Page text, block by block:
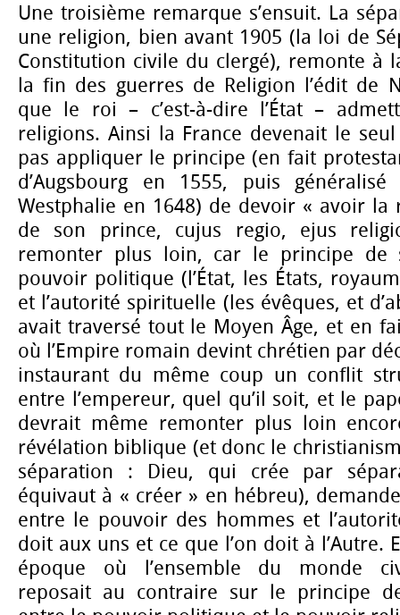
Une troisième remarque s’ensuit. La
une religion, bien avant 1905 (la loi de
Constitution civile du clergé), remonte à
la fin des guerres de Religion l’édit de
que le roi – c’est-à-dire l’État –
religions. Ainsi la France devenait le seul
pas appliquer le principe (en fait
d’Augsbourg en 1555, puis
Westphalie en 1648) de devoir « avoir
de son prince, cujus regio, ejus
remonter plus loin, car le principe de
pouvoir politique (l’État, les États,
et l’autorité spirituelle (les évêques, et
avait traversé tout le Moyen Âge, et en
où l’Empire romain devint chrétien par
instaurant du même coup un conflit
entre l’empereur, quel qu’il soit, et le
devrait même remonter plus loin
révélation biblique (et donc le
séparation : Dieu, qui crée par
équivaut à « créer » en hébreu),
entre le pouvoir des hommes et
doit aux uns et ce que l’on doit à l’Autre.
époque où l’ensemble du monde
reposait au contraire sur le principe